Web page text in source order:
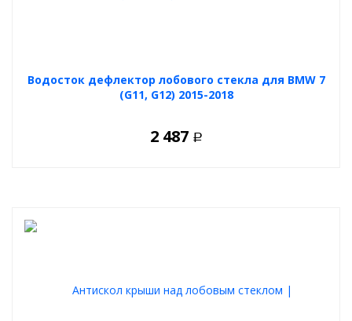
Водосток дефлектор лобового стекла для BMW 7
(G11, G12) 2015-2018
2 487 Р